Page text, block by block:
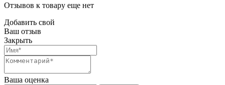
Отзывов к товару еще нет
Добавить свой
Ваш отзыв
Закрыть
Ваша оценка